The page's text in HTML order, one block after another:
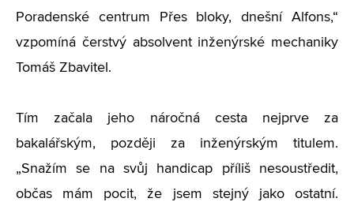
Poradenské centrum Přes bloky, dnešní Alfons,“
vzpomíná čerstvý absolvent inženýrské mechaniky
Tomáš Zbavitel.
Tím začala jeho náročná cesta nejprve za
bakalářským, později za inženýrským titulem.
„Snažím se na svůj handicap příliš nesoustředit,
občas mám pocit, že jsem stejný jako ostatní.